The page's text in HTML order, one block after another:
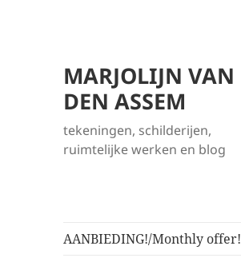
MARJOLIJN VAN
DEN ASSEM
tekeningen, schilderijen,
ruimtelijke werken en blog
AANBIEDING!/Monthly offer!